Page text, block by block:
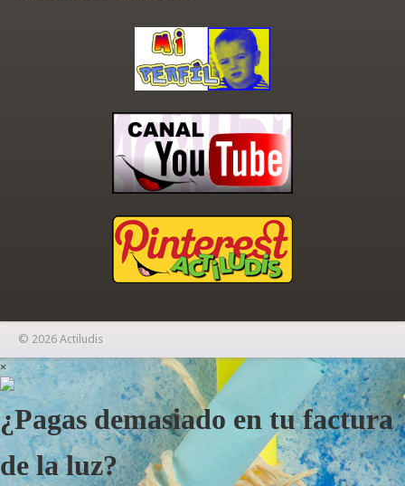
© 2026 Actiludis
×
¿Pagas demasiado en tu factura
de la luz?